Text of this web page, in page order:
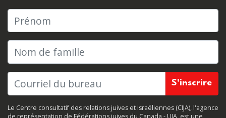
Prénom
Nom de famille
Le Centre consultatif des relations juives et israéliennes (CIJA), l'agence
de représentation de Fédérations juives du Canada - UIA, est une